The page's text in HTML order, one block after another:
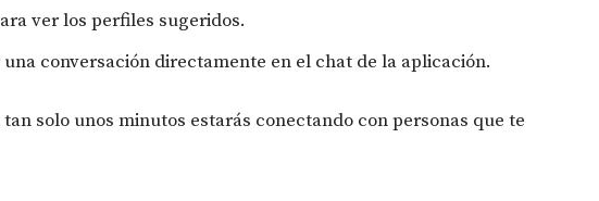
ver los perfiles sugeridos.
conversación directamente en el chat de la aplicación.
solo unos minutos estarás conectando con personas que te